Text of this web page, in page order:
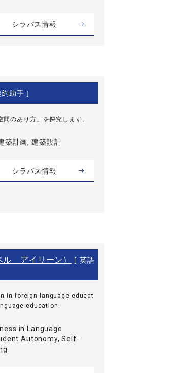
シラバス情報
助手 ]
のあり方」を探究します。
築計画, 建築設計
シラバス情報
アイリーン）
[ 英語
in foreign language educat
education.
in Language
Autonomy, Self-